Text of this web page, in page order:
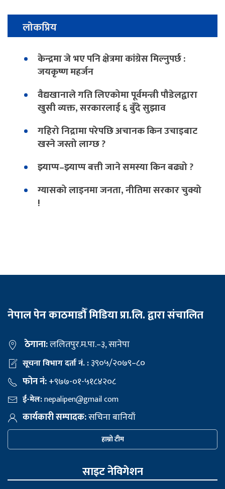
लोकप्रिय
केन्द्रमा जे भए पनि क्षेत्रमा कांग्रेस मिल्नुपर्छ :
जयकृष्ण महर्जन
वैद्यखानाले गति लिएकोमा पूर्वमन्त्री पौडेलद्वारा
खुसी व्यक्त, सरकारलाई ६ बुँदे सुझाव
गहिरो निद्रामा परेपछि अचानक किन उचाइबाट
खस्ने जस्तो लाग्छ ?
झ्याप्प–झ्याप्प बत्ती जाने समस्या किन बढ्यो ?
ग्यासको लाइनमा जनता, नीतिमा सरकार चुक्यो
!
नेपाल पेन काठमाडौँ मिडिया प्रा.लि. द्वारा संचालित
ठेगाना:ललितपुर.म.पा.–३, सानेपा
सूचना विभाग दर्ता नं. :३९०५/२०७९–८०
फोन नं:+९७७-०१-५१८४२०८
ई-मेल:nepalipen@gmail com
कार्यकारी सम्पादक:सचिना बानियाँ
हाम्रो टीम
साइट नेविगेशन